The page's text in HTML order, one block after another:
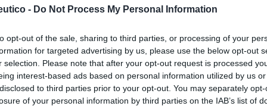
- Do Not Process My Personal Information
opt-out of the sale, sharing to third parties, or processing of your
for targeted advertising by us, please use the below opt-out
selection. Please note that after your opt-out request is processed
interest-based ads based on personal information utilized by us
to third parties prior to your opt-out. You may separately
of your personal information by third parties on the IAB’s list of
EDADES 2024, el alcohol es la droga que
tempranas (a los 16 años) y la
solicitudes de tratamiento en Cataluña.
de urgencias relacionadas con drogas.
de proximidad